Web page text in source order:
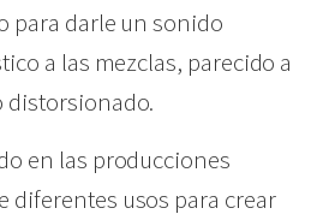
para darle un sonido
a las mezclas, parecido a
distorsionado.
en las producciones
diferentes usos para crear